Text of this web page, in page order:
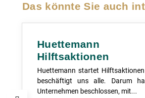
Das könnte Sie auch
Huettemann
Hilftsaktionen
Huettemann startet
beschäftigt uns alle. Darum
Unternehmen beschlossen, mit...